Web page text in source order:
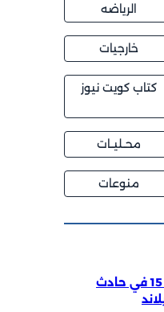
الرياضه
خارجيات
كتاب كويت نيوز
محــليــات
منوعات
مقتل 7 أشخاص وإصابة 15 في حادث